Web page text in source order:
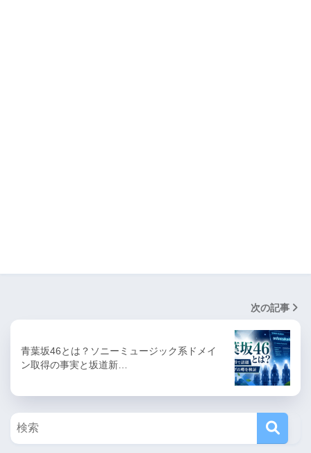
次の記事
青葉坂46とは？ソニーミュージック系ドメイ
ン取得の事実と坂道新…